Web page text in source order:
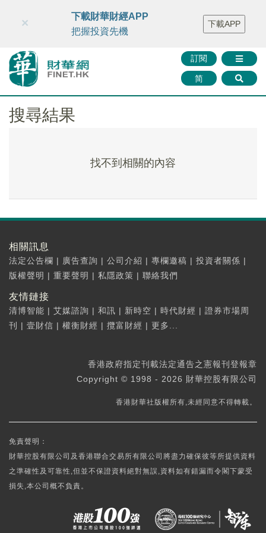
財華智庫網 FINTV FINMETA 財華證券 媒體矩陣
智庫沙龍
聯絡我們
訂閱
简
×
下載財華財經APP
把握投資先機
下載APP
搜尋結果
找不到相關的內容
相關訊息
法定公告欄 | 廣告查詢 | 公司介紹 | 專欄邀稿 | 投資者關係 |
版權聲明 | 重要聲明 | 私隱政策 | 聯絡我們
友情鏈接
清博智能 | 艾媒諮詢 | 和訊 | 新時空 | 時代財經 | 證券市場周
刊
| 壹財信 | 權衡財經 | 攬富財經 | 更多...
香港政府指定刊載法定通告之憲報刊登報章
Copyright © 1998 - 2026 財華控股有限公司
香港財華社版權所有,未經同意不得轉載。
免責聲明：
財華控股有限公司及香港聯合交易所有限公司將盡力確保彼等所提供資料
之準確性及可靠性,但並不保證資料絕對無誤,資料如有錯漏而令閣下蒙受
損失,本公司概不負責。